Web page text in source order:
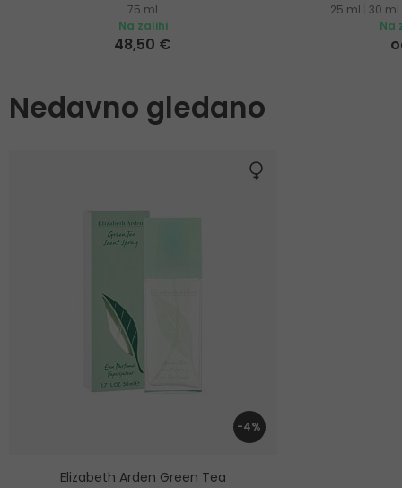
75 ml
Na zalihi
48,50 €
25 ml 30 ml
Na
Nedavno gledano
-4%
Elizabeth Arden Green Tea